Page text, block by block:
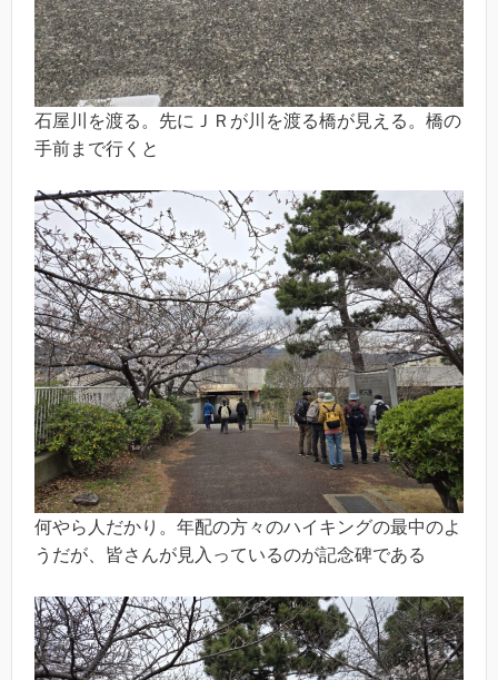
石屋川を渡る。先にＪＲが川を渡る橋が見える。橋の
手前まで行くと
何やら人だかり。年配の方々のハイキングの最中のよ
うだが、皆さんが見入っているのが記念碑である